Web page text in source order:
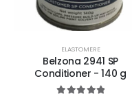
ELASTOMERE
Belzona 2941 SP
Conditioner - 140 g